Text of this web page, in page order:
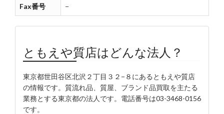
Fax番号 −
ともえや質店はどんな法人？
東京都世田谷区北沢２丁目３２−８にあるともえや質店
の情報です。質流れ品、質屋、ブランド品買取を主たる
業務とする東京都の法人です。電話番号は03-3468-0156
です。